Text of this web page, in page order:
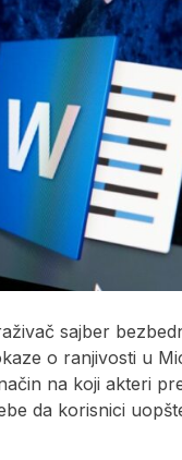
sajber
o ranjivosti u
na koji akteri
da korisnici